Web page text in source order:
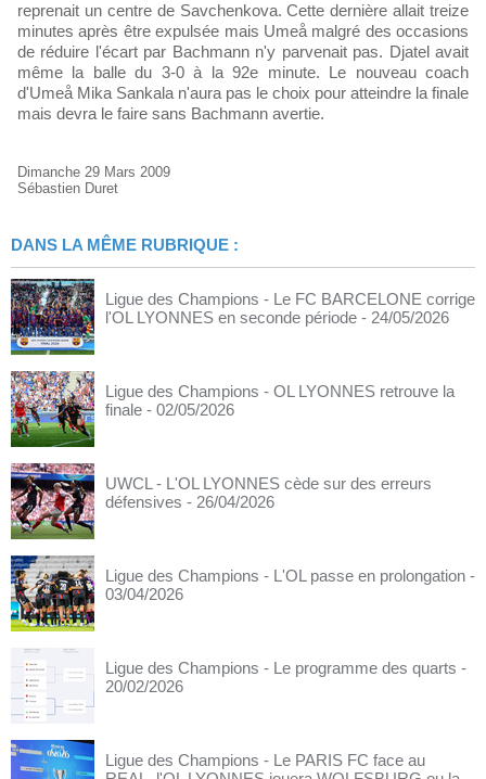
reprenait un centre de Savchenkova. Cette dernière allait treize
minutes après être expulsée mais Umeå malgré des occasions
de réduire l'écart par Bachmann n'y parvenait pas. Djatel avait
même la balle du 3-0 à la 92e minute. Le nouveau coach
d'Umeå Mika Sankala n'aura pas le choix pour atteindre la finale
mais devra le faire sans Bachmann avertie.
Dimanche 29 Mars 2009
Sébastien Duret
DANS LA MÊME RUBRIQUE :
Ligue des Champions - Le FC BARCELONE corrige
l'OL LYONNES en seconde période - 24/05/2026
Ligue des Champions - OL LYONNES retrouve la
finale - 02/05/2026
UWCL - L'OL LYONNES cède sur des erreurs
défensives - 26/04/2026
Ligue des Champions - L'OL passe en prolongation -
03/04/2026
Ligue des Champions - Le programme des quarts -
20/02/2026
Ligue des Champions - Le PARIS FC face au